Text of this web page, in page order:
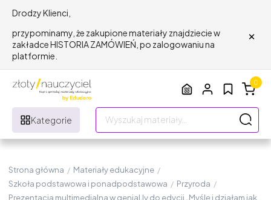
Drodzy Klienci,
przypominamy, że zakupione materiały znajdziecie w
zakładce HISTORIA ZAMÓWIEŃ, po zalogowaniu na
platformie.
×
Kategorie
0
Strona główna / Materiały edukacyjne /
Szkoła podstawowa i ponadpodstawowa / Przyroda /
Prezentacja multimedialna w genial.ly do edycji „Myślę i działam jak